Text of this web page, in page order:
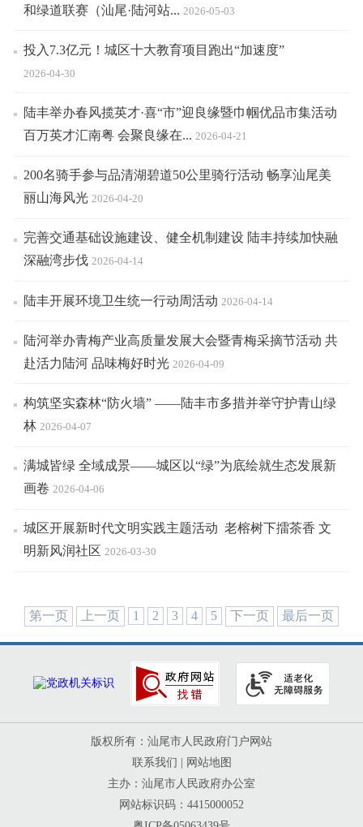
和绿道联赛（汕尾·陆河站... 2026-05-03
投入7.3亿元！城区十大教育项目跑出“加速度”
2026-04-30
陆丰举办春风揽英才·喜“市”迎良缘暨巾帼优品市集活动
百万英才汇南粤 会聚良缘在... 2026-04-21
200名骑手参与品清湖碧道50公里骑行活动 畅享汕尾美
丽山海风光 2026-04-20
完善交通基础设施建设、健全机制建设 陆丰持续加快融
深融湾步伐 2026-04-14
陆丰开展环境卫生统一行动周活动 2026-04-14
陆河举办青梅产业高质量发展大会暨青梅采摘节活动 共
赴活力陆河 品味梅好时光 2026-04-09
构筑坚实森林“防火墙” ——陆丰市多措并举守护青山绿
林 2026-04-07
满城皆绿 全域成景——城区以“绿”为底绘就生态发展新
画卷 2026-04-06
城区开展新时代文明实践主题活动 老榕树下擂茶香 文
明新风润社区 2026-03-30
第一页 上一页 1 2 3 4 5 下一页 最后一页
版权所有：汕尾市人民政府门户网站
联系我们 | 网站地图
主办：汕尾市人民政府办公室
网站标识码：4415000052